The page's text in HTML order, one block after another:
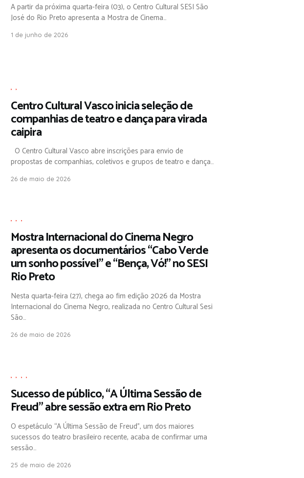
A partir da próxima quarta-feira (03), o Centro Cultural SESI São
José do Rio Preto apresenta a Mostra de Cinema…
1 de junho de 2026
,,
Centro Cultural Vasco inicia seleção de
companhias de teatro e dança para virada
caipira
O Centro Cultural Vasco abre inscrições para envio de
propostas de companhias, coletivos e grupos de teatro e dança…
26 de maio de 2026
,, ,
Mostra Internacional do Cinema Negro
apresenta os documentários “Cabo Verde
um sonho possível” e “Bença, Vó!” no SESI
Rio Preto
Nesta quarta-feira (27), chega ao fim edição 2026 da Mostra
Internacional do Cinema Negro, realizada no Centro Cultural Sesi
São…
26 de maio de 2026
,, ,,
Sucesso de público, “A Última Sessão de
Freud” abre sessão extra em Rio Preto
O espetáculo “A Última Sessão de Freud”, um dos maiores
sucessos do teatro brasileiro recente, acaba de confirmar uma
sessão…
25 de maio de 2026